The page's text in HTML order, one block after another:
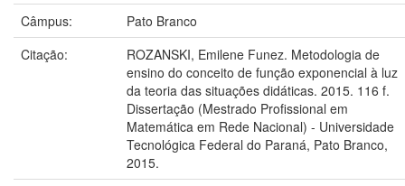
Câmpus:
Pato Branco
Citação:
ROZANSKI, Emilene Funez. Metodologia de
ensino do conceito de função exponencial à luz
da teoria das situações didáticas. 2015. 116 f.
Dissertação (Mestrado Profissional em
Matemática em Rede Nacional) - Universidade
Tecnológica Federal do Paraná, Pato Branco,
2015.